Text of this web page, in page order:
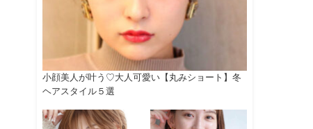
小顔美人が叶う♡大人可愛い【丸みショート】冬
ヘアスタイル５選